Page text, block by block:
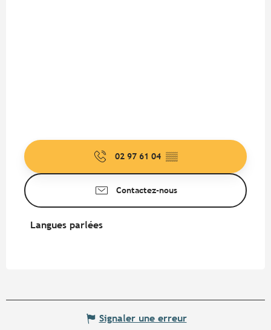
02 97 61 04 ▒▒
Contactez-nous
Langues parlées
Langues parlées
Signaler une erreur